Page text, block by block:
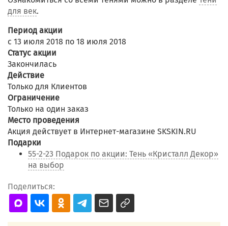
для век.
Период акции
с 13 июля 2018 по 18 июля 2018
Статус акции
Закончилась
Действие
Только для Клиентов
Ограничение
Только на один заказ
Место проведения
Акция действует в Интернет-магазине SKSKIN.RU
Подарки
55-2-23 Подарок по акции: Тень «Кристалл Декор»
на выбор
Поделиться: